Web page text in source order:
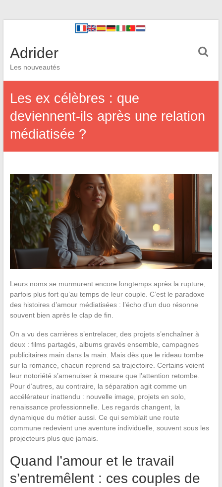
Adrider
Les nouveautés
Les ex célèbres : que
deviennent-ils après une relation
médiatisée ?
Leurs noms se murmurent encore longtemps après la rupture,
parfois plus fort qu’au temps de leur couple. C’est le paradoxe
des histoires d’amour médiatisées : l’écho d’un duo résonne
souvent bien après le clap de fin.
On a vu des carrières s’entrelacer, des projets s’enchaîner à
deux : films partagés, albums gravés ensemble, campagnes
publicitaires main dans la main. Mais dès que le rideau tombe
sur la romance, chacun reprend sa trajectoire. Certains voient
leur notoriété s’amenuiser à mesure que l’attention retombe.
Pour d’autres, au contraire, la séparation agit comme un
accélérateur inattendu : nouvelle image, projets en solo,
renaissance professionnelle. Les regards changent, la
dynamique du métier aussi. Ce qui semblait une route
commune redevient une aventure individuelle, souvent sous les
projecteurs plus que jamais.
Quand l’amour et le travail
s’entremêlent : ces couples de